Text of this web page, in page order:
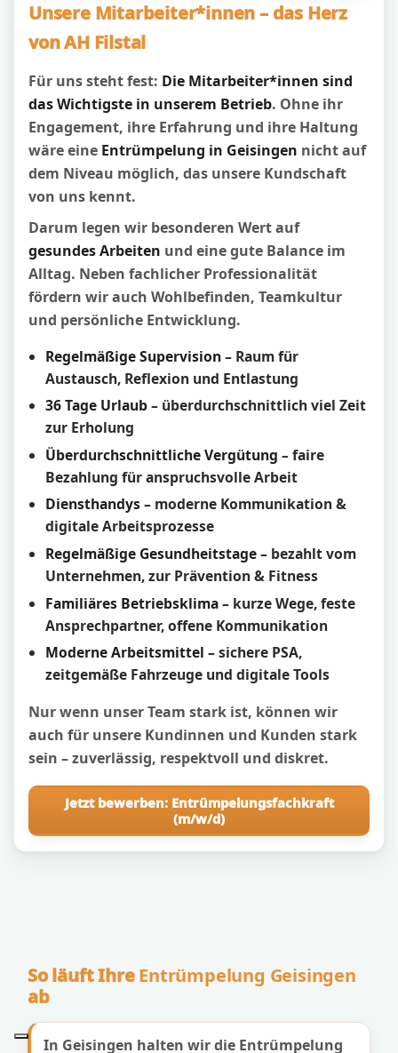
Unsere Mitarbeiter*innen – das Herz
von AH Filstal
Für uns steht fest: Die Mitarbeiter*innen sind
das Wichtigste in unserem Betrieb. Ohne ihr
Engagement, ihre Erfahrung und ihre Haltung
wäre eine Entrümpelung in Geisingen nicht auf
dem Niveau möglich, das unsere Kundschaft
von uns kennt.
Darum legen wir besonderen Wert auf
gesundes Arbeiten und eine gute Balance im
Alltag. Neben fachlicher Professionalität
fördern wir auch Wohlbefinden, Teamkultur
und persönliche Entwicklung.
Regelmäßige Supervision– Raum für
Austausch, Reflexion und Entlastung
36 Tage Urlaub– überdurchschnittlich viel Zeit
zur Erholung
Überdurchschnittliche Vergütung – faire
Bezahlung für anspruchsvolle Arbeit
Diensthandys– moderne Kommunikation &
digitale Arbeitsprozesse
Regelmäßige Gesundheitstage– bezahlt vom
Unternehmen, zur Prävention & Fitness
Familiäres Betriebsklima– kurze Wege, feste
Ansprechpartner, offene Kommunikation
Moderne Arbeitsmittel – sichere PSA,
zeitgemäße Fahrzeuge und digitale Tools
Nur wenn unser Team stark ist, können wir
auch für unsere Kundinnen und Kunden stark
sein – zuverlässig, respektvoll und diskret.
Jetzt bewerben: Entrümpelungsfachkraft
(m/w/d)
So läuft IhreEntrümpelung Geisingen
ab
In Geisingen halten wir die Entrümpelung